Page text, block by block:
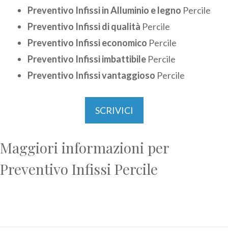
Preventivo Infissi in Alluminio e legno Percile
Preventivo Infissi di qualità Percile
Preventivo Infissi economico Percile
Preventivo Infissi imbattibile Percile
Preventivo Infissi vantaggioso Percile
SCRIVICI
Maggiori informazioni per
Preventivo Infissi Percile